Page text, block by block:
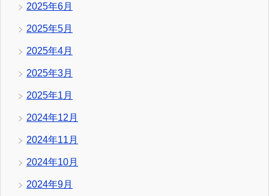
2025年6月
2025年5月
2025年4月
2025年3月
2025年1月
2024年12月
2024年11月
2024年10月
2024年9月